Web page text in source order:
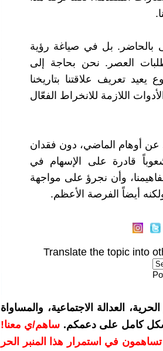
بالحاضر. بل في صياغة رؤية
العصر. نحن بحاجة إلى
تعريف علاقتنا بتاريخنا
اللازمة للانخراط الفعّال
عن أوهام الماضي، دون فقدان
شعوباً قادرة على الإسهام في
مفاهيمنا، وأن نجرؤ على مواجهة
أيضاً الفرصة الأعظم.
Translate the topic into
العدالة الاجتماعية، والمساواة
بشكل كامل على دعمكم. ساهم/ي معنا!
تساهمون في استمرار هذا المنبر الحر